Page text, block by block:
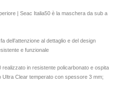
| Seac Italia50 è la maschera da sub a
dell’attenzione al dettaglio e del design
e funzionale
realizzato in resistente policarbonato e ospita
Ultra Clear temperato con spessore 3 mm;